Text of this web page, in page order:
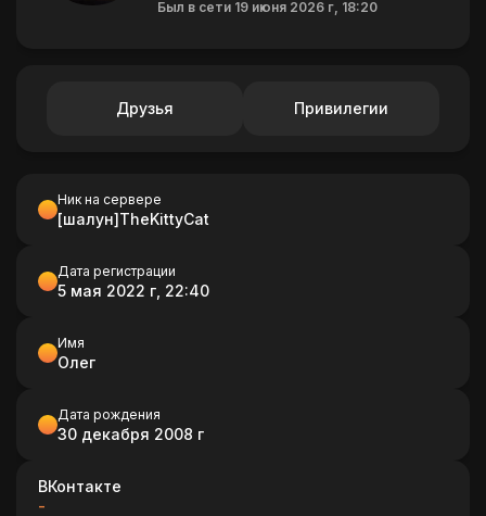
Был в сети 19 июня 2026 г, 18:20
Друзья Привилегии
Ник на сервере
[шалун]TheKittyCat
Дата регистрации
5 мая 2022 г, 22:40
Имя
Олег
Дата рождения
30 декабря 2008 г
ВКонтакте
-